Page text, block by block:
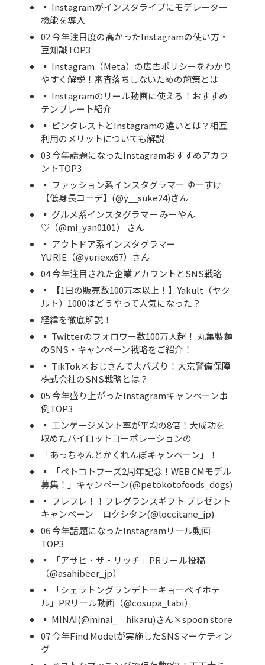
▪ Instagramがインスタライブにモデレーター
機能を導入
02 今年注目度の高かったInstagramの使い方・
豆知識TOP3
▪ Instagram（Meta）の広告ポリシーをわかり
やすく解説！審査落ちしないための施策とは
▪ Instagramのリール動画に使える！おすすめ
テンプレート紹介
▪ ピンタレストとInstagramの違いとは？相互
利用のメリットについても解説
03 今年話題になったInstagramおすすめアカウ
ントTOP3
▪ ファッション系インスタグラマー ゆーすけ
【低身長コーデ】(@y__suke24)さん
▪ グルメ系インスタグラマー みーやん
♡（@mi_yan0101） さん
▪ アウトドア系インスタグラマー
YURIE（@yuriexx67）さん
04 今年注目された企業アカウントとSNS戦略
▪ 【1日の販売数100万本以上！】Yakult（ヤク
ルト）1000はどうやって人気になった？
経緯を徹底解説！
▪ Twitterのフォロワー数100万人超！ 丸亀製麺
のSNS・キャンペーン戦略をご紹介！
▪ TikTok×おじさんで大バズり！大京警備保障
株式会社のSNS戦略とは？
05 今年盛り上がったInstagramキャンペーン事
例TOP3
▪ エンゲージメント率が平均の8倍！大成功を
収めたパイロットコーポレーションの
「あっちゃんとかくれんぼキャンペーン」！
▪ 「ペトコトフーズ2周年記念！WEB CMモデル
募集！」キャンペーン(@petokotofoods_dogs)
▪ フレフレ！！フレグランスギフト プレゼント
キャンペーン｜ロクシタン(@loccitane_jp)
06 今年話題になったInstagramリール動画
TOP3
▪ 「アサヒ・ザ・リッチ」PRリール投稿
（@asahibeer_jp）
▪ 「シェラトングランデトーキョーベイホテ
ル」PRリール動画（@cosupa_tabi）
▪ MINAI(@minai_＿hikaru)さん×spoon store
07 今年Find Modelが実施したSNSマーケティン
グ